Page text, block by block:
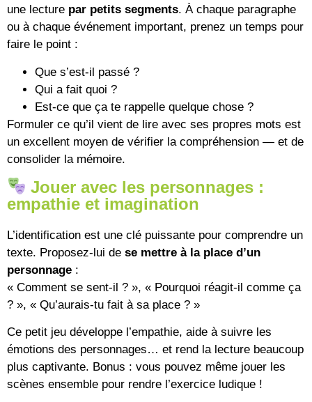
une lecture par petits segments. À chaque paragraphe
ou à chaque événement important, prenez un temps pour
faire le point :
Que s’est-il passé ?
Qui a fait quoi ?
Est-ce que ça te rappelle quelque chose ?
Formuler ce qu’il vient de lire avec ses propres mots est
un excellent moyen de vérifier la compréhension — et de
consolider la mémoire.
Jouer avec les personnages :
empathie et imagination
L’identification est une clé puissante pour comprendre un
texte. Proposez-lui de se mettre à la place d’un
personnage :
« Comment se sent-il ? », « Pourquoi réagit-il comme ça
? », « Qu’aurais-tu fait à sa place ? »
Ce petit jeu développe l’empathie, aide à suivre les
émotions des personnages… et rend la lecture beaucoup
plus captivante. Bonus : vous pouvez même jouer les
scènes ensemble pour rendre l’exercice ludique !